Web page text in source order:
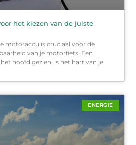
het kiezen van de juiste
motoraccu is cruciaal voor de
van je motorfiets. Een
hoofd gezien, is het hart van je
ENERGIE